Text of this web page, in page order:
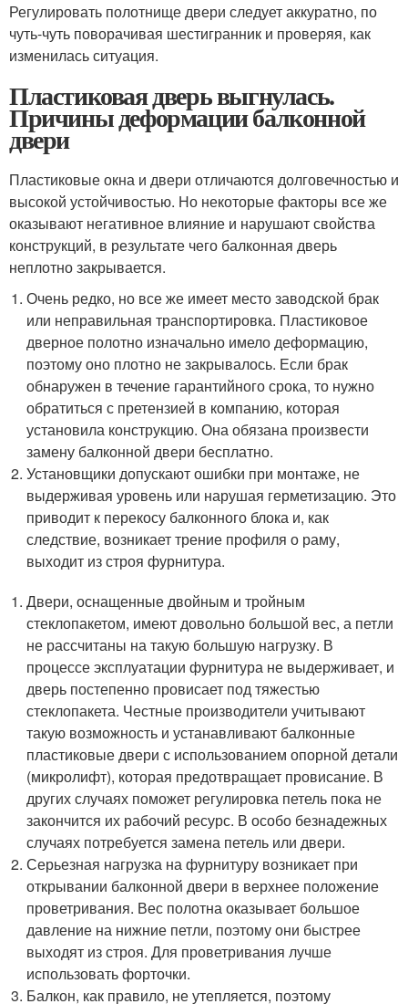
Регулировать полотнище двери следует аккуратно, по
чуть-чуть поворачивая шестигранник и проверяя, как
изменилась ситуация.
Пластиковая дверь выгнулась.
Причины деформации балконной
двери
Пластиковые окна и двери отличаются долговечностью и
высокой устойчивостью. Но некоторые факторы все же
оказывают негативное влияние и нарушают свойства
конструкций, в результате чего балконная дверь
неплотно закрывается.
Очень редко, но все же имеет место заводской брак
или неправильная транспортировка. Пластиковое
дверное полотно изначально имело деформацию,
поэтому оно плотно не закрывалось. Если брак
обнаружен в течение гарантийного срока, то нужно
обратиться с претензией в компанию, которая
установила конструкцию. Она обязана произвести
замену балконной двери бесплатно.
Установщики допускают ошибки при монтаже, не
выдерживая уровень или нарушая герметизацию. Это
приводит к перекосу балконного блока и, как
следствие, возникает трение профиля о раму,
выходит из строя фурнитура.
Двери, оснащенные двойным и тройным
стеклопакетом, имеют довольно большой вес, а петли
не рассчитаны на такую большую нагрузку. В
процессе эксплуатации фурнитура не выдерживает, и
дверь постепенно провисает под тяжестью
стеклопакета. Честные производители учитывают
такую возможность и устанавливают балконные
пластиковые двери с использованием опорной детали
(микролифт), которая предотвращает провисание. В
других случаях поможет регулировка петель пока не
закончится их рабочий ресурс. В особо безнадежных
случаях потребуется замена петель или двери.
Серьезная нагрузка на фурнитуру возникает при
открывании балконной двери в верхнее положение
проветривания. Вес полотна оказывает большое
давление на нижние петли, поэтому они быстрее
выходят из строя. Для проветривания лучше
использовать форточки.
Балкон, как правило, не утепляется, поэтому